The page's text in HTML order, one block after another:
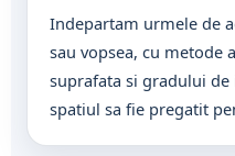
Indepartam urmele de
sau vopsea, cu metode
suprafata si gradului de
spatiul sa fie pregatit